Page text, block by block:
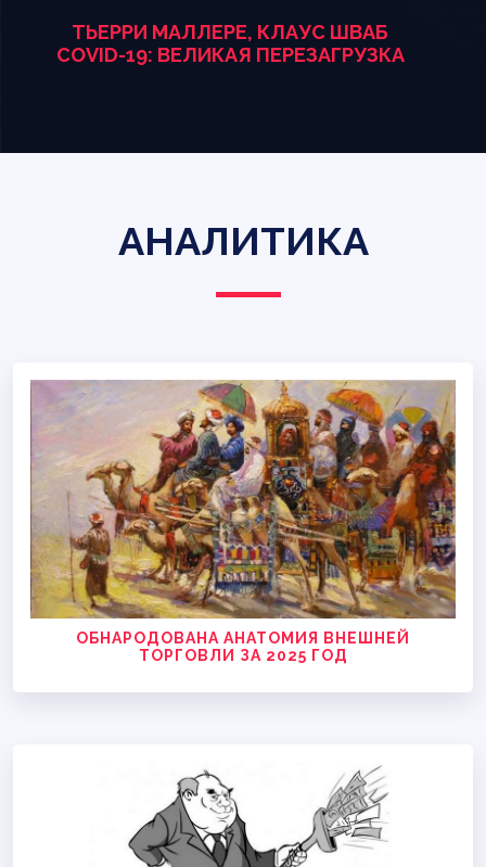
ТЬЕРРИ МАЛЛЕРЕ, КЛАУС ШВАБ
COVID-19: ВЕЛИКАЯ ПЕРЕЗАГРУЗКА
АНАЛИТИКА
ОБНАРОДОВАНА АНАТОМИЯ ВНЕШНЕЙ
ТОРГОВЛИ ЗА 2025 ГОД